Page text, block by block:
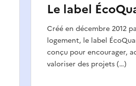
Le label
Créé en décembre 2012
logement, le label
conçu pour encourager,
valoriser des projets (…)